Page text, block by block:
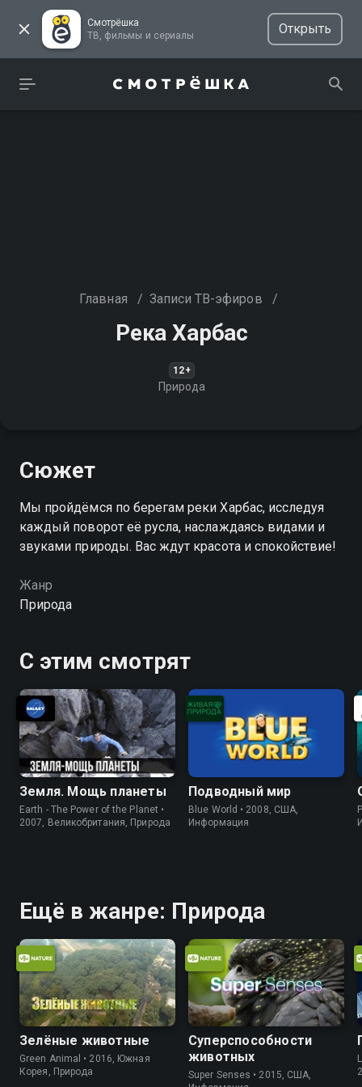
Смотрёшка
ТВ, фильмы и сериалы
Открыть
Главная / Записи ТВ-эфиров /
Река Харбас
12+
Природа
Сюжет
Мы пройдёмся по берегам реки Харбас, исследуя
каждый поворот её русла, наслаждаясь видами и
звуками природы. Вас ждут красота и спокойствие!
Жанр
Природа
С этим смотрят
Земля. Мощь планеты
Earth - The Power of the Planet •
2007, Великобритания, Природа
Подводный мир
Blue World • 2008, США,
Информация
Ещё в жанре: Природа
Зелёные животные
Green Animal • 2016, Южная
Корея, Природа
Суперспособности
животных
Super Senses • 2015, США,